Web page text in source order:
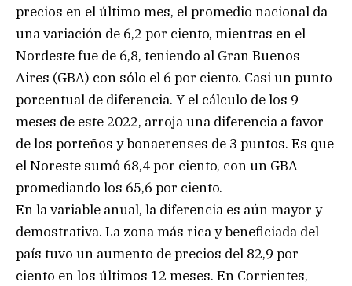
precios en el último mes, el promedio nacional da
una variación de 6,2 por ciento, mientras en el
Nordeste fue de 6,8, teniendo al Gran Buenos
Aires (GBA) con sólo el 6 por ciento. Casi un punto
porcentual de diferencia. Y el cálculo de los 9
meses de este 2022, arroja una diferencia a favor
de los porteños y bonaerenses de 3 puntos. Es que
el Noreste sumó 68,4 por ciento, con un GBA
promediando los 65,6 por ciento.
En la variable anual, la diferencia es aún mayor y
demostrativa. La zona más rica y beneficiada del
país tuvo un aumento de precios del 82,9 por
ciento en los últimos 12 meses. En Corrientes,